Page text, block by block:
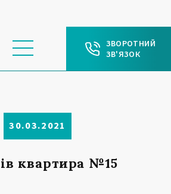
ЗВОРОТНИЙ
ЗВ'ЯЗОК
30.03.2021
квартира №15